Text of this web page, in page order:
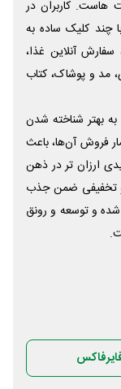
‌هاست. کاربران در
چند کلیک ساده به
آنلاین غذا،
مد و پوشاک، کتاب
به بهتر شناخته شدن
فروش آن‌ها، باعث
ارزان تر در ذهن
تخفیفی ضمن جذب
و توسعه و رونق